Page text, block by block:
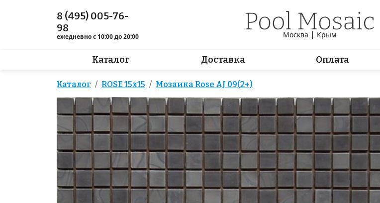
8 (495) 005-76-
98
ежедневно с 10:00 до 20:00 Москва | Крым
Каталог Доставка Оплата
Каталог ROSE 15x15 Мозаика Rose AJ 09(2+)